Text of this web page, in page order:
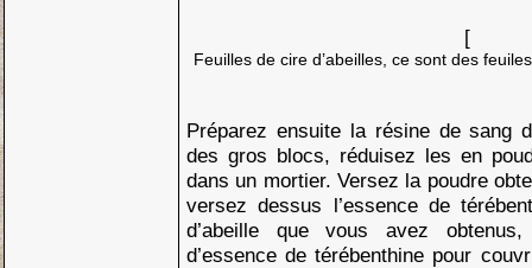
[
Feuilles de cire d’abeilles, ce sont des
Préparez ensuite la résine de sang
des gros blocs, réduisez les en
dans un mortier. Versez la poudre
versez dessus l’essence de
d’abeille que vous avez obtenus,
d’essence de térébenthine pour